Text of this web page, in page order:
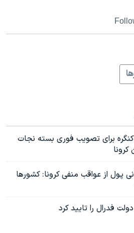
برای تصویب فوری بسته نجات
پول از عواقب منفی کرونا: کشورها
فدرال را تایید کرد